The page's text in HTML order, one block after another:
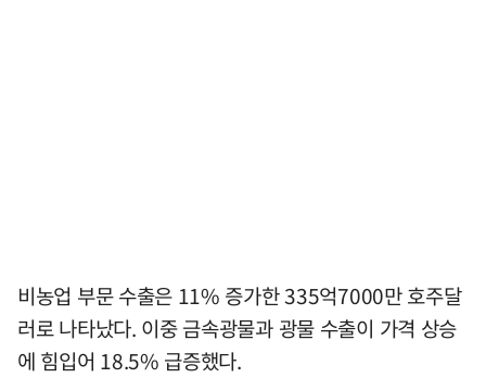
비농업 부문 수출은 11% 증가한 335억7000만 호주달
러로 나타났다. 이중 금속광물과 광물 수출이 가격 상승
에 힘입어 18.5% 급증했다.